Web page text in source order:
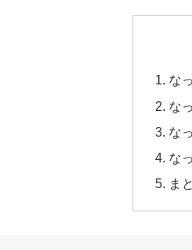
な
な
な
な
ま